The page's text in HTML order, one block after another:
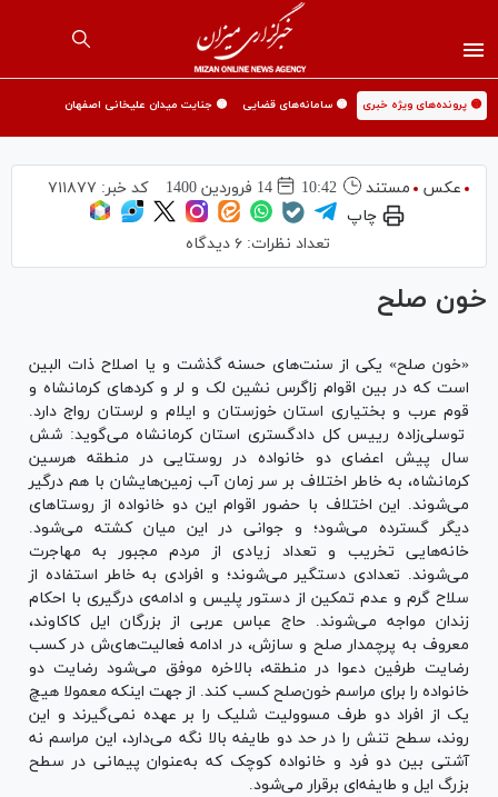
🟡 پرونده‌های ویژه خبری 🟡 سامانه‌های قضایی 🟡 جنایت میدان علیخانی اصفهان
عکس مستند 10:42 14 فروردين 1400 کد خبر: ۷۱۱۸۷۷
چاپ
تعداد نظرات: ۶ دیدگاه
خون صلح
«خون صلح» یکی از سنت‌های حسنه گذشت و یا اصلاح ذات البین
است که در بین اقوام زاگرس نشین لک و لر و کردهای کرمانشاه و
قوم عرب و بختیاری استان خوزستان و ایلام و لرستان رواج دارد.
توسلی‌زاده رییس کل دادگستری استان کرمانشاه می‌گوید: شش
سال پیش اعضای دو خانواده در روستایی در منطقه هرسین
کرمانشاه، به خاطر اختلاف بر سر زمان آب زمین‌هایشان با هم درگیر
می‌شوند. این اختلاف با حضور اقوام این دو خانواده از روستا‌های
دیگر گسترده می‌شود؛ و جوانی در این میان کشته می‌شود.
خانه‌هایی تخریب و تعداد زیادی از مردم مجبور به مهاجرت
می‌شوند. تعدادی دستگیر می‌شوند؛ و افرادی به خاطر استفاده از
سلاح گرم و عدم تمکین از دستور پلیس و ادامه‌ی درگیری با احکام
زندان مواجه می‌شوند. حاج عباس عربی از بزرگان ایل کاکاوند،
معروف به پرچمدار صلح و سازش، در ادامه فعالیت‌های‌ش در کسب
رضایت طرفین دعوا در منطقه، بالاخره موفق می‌شود رضایت دو
خانواده را برای مراسم خون‌صلح کسب کند. از جهت اینکه معمولا هیچ
یک از افراد دو طرف مسوولیت شلیک را بر عهده نمی‌گیرند و این
روند، سطح تنش را در حد دو طایفه بالا نگه می‌دارد، این مراسم نه
آشتی بین دو فرد و خانواده کوچک که به‌عنوان پیمانی در سطح
بزرگ ایل و طایفه‌ای برقرار می‌شود.